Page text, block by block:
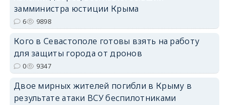
замминистра юстиции Крыма
6 9898
Кого в Севастополе готовы взять на работу
для защиты города от дронов
0 9347
Двое мирных жителей погибли в Крыму в
результате атаки ВСУ беспилотниками